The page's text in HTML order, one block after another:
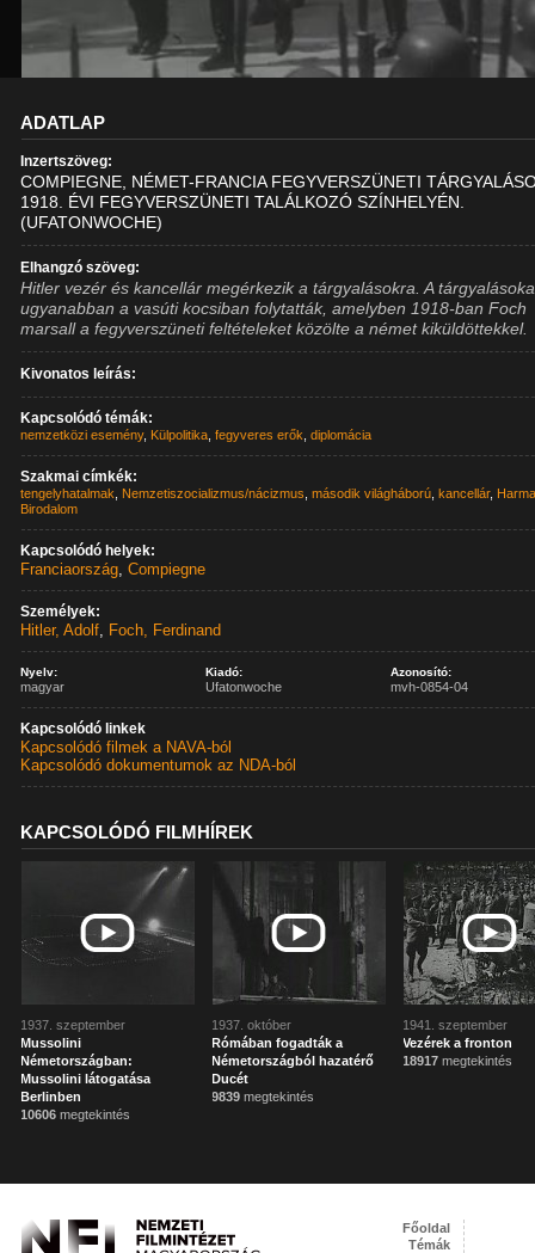
ADATLAP
Inzertszöveg:
COMPIEGNE, NÉMET-FRANCIA FEGYVERSZÜNETI
1918. ÉVI FEGYVERSZÜNETI TALÁLKOZÓ SZÍNHELYÉN.
(UFATONWOCHE)
Elhangzó szöveg:
Hitler vezér és kancellár megérkezik a tárgyalásokra. A
ugyanabban a vasúti kocsiban folytatták, amelyben 1918-ban Foch
marsall a fegyverszüneti feltételeket közölte a német kiküldöttekkel.
Kivonatos leírás:
Kapcsolódó témák:
nemzetközi esemény, Külpolitika ,fegyveres erők ,diplomácia
Szakmai címkék:
tengelyhatalmak
Nemzetiszocializmus/nácizmus ,második világháború ,kancellár,
Birodalom
Kapcsolódó helyek:
Franciaország,Compiegne
Személyek:
Hitler, Adolf, Foch, Ferdinand
Nyelv:
magyar
Kiadó:
Ufatonwoche
Azonosító:
mvh-0854-04
Kapcsolódó linkek
Kapcsolódó filmek a NAVA-ból
Kapcsolódó dokumentumok az NDA-ból
KAPCSOLÓDÓ FILMHÍREK
1937. szeptember
Mussolini
Németországban:
Mussolini látogatása
Berlinben
10606 megtekintés
1937. október
Rómában fogadták a
Németországból hazatérő
Ducét
9839 megtekintés
1941. szeptember
Vezérek a fronton
18917 megtekintés
Főoldal
Témák